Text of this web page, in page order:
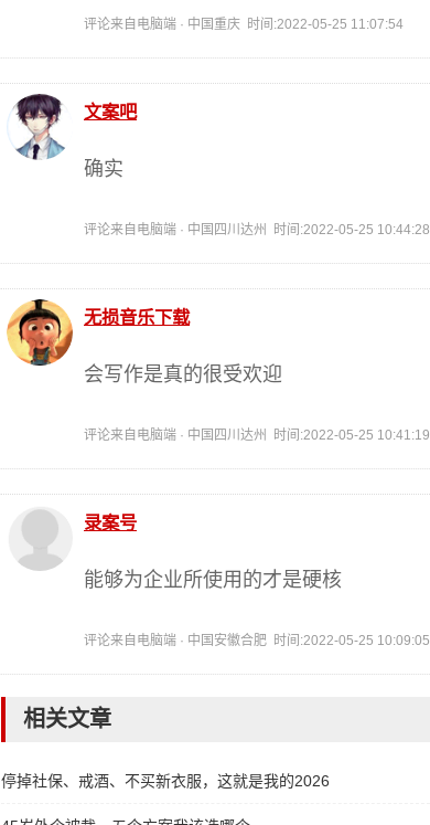
评论来自电脑端 · 中国重庆 时间:2022-05-25 11:07:54
文案吧
确实
评论来自电脑端 · 中国四川达州 时间:2022-05-25 10:44:28
无损音乐下载
会写作是真的很受欢迎
评论来自电脑端 · 中国四川达州 时间:2022-05-25 10:41:19
录案号
能够为企业所使用的才是硬核
评论来自电脑端 · 中国安徽合肥 时间:2022-05-25 10:09:05
相关文章
停掉社保、戒酒、不买新衣服，这就是我的2026